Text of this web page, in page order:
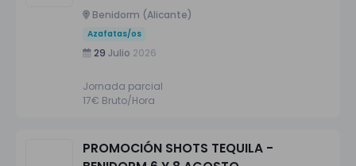
Benidorm (Alicante)
Azafatas/os
29 Julio 2026
Jornada parcial
17€ Bruto/Hora
PROMOCIÓN SHOTS TEQUILA -